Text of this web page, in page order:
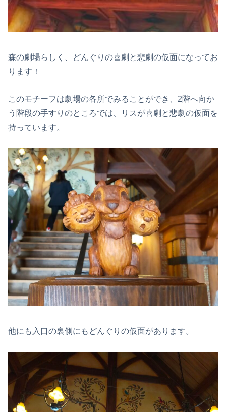
森の劇場らしく、どんぐりの喜劇と悲劇の仮面になってお
ります！
このモチーフは劇場の各所でみることができ、2階へ向か
う階段の手すりのところでは、リスが喜劇と悲劇の仮面を
持っています。
他にも入口の裏側にもどんぐりの仮面があります。